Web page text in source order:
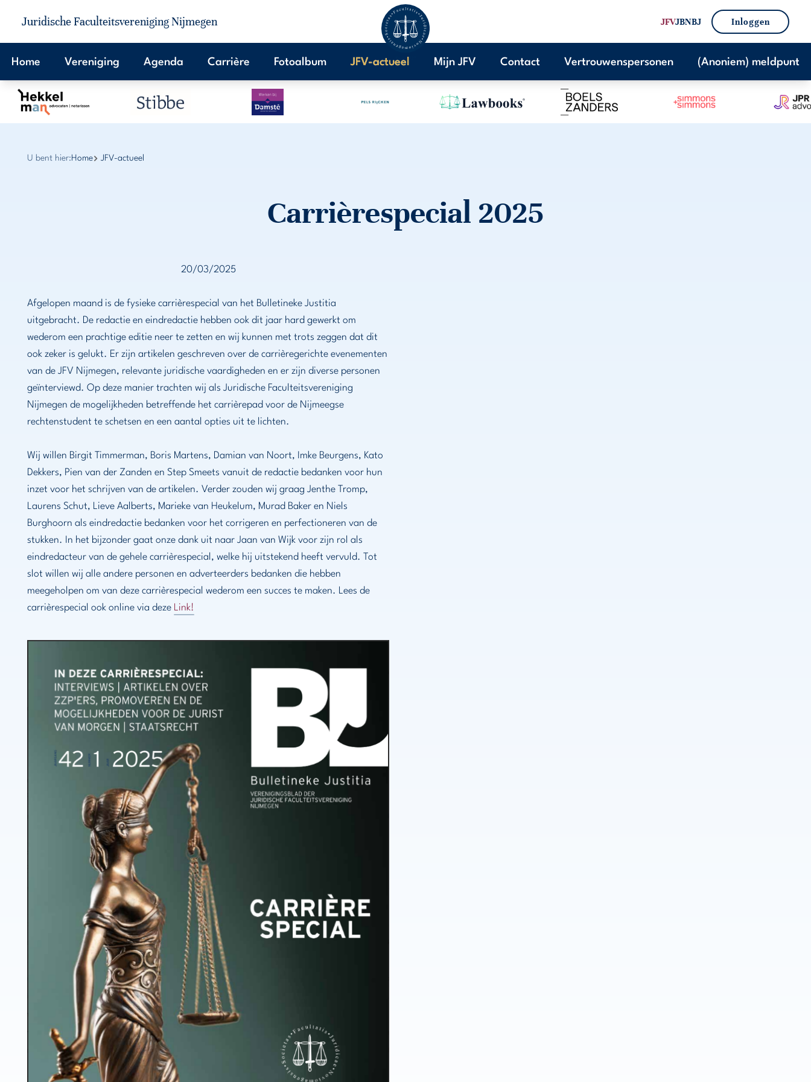
Juridische Faculteitsvereniging Nijmegen JFVJBNBJ Inloggen
Home Vereniging Agenda Carrière Fotoalbum JFV-actueel Mijn JFV Contact Vertrouwenspersonen (Anoniem) meldpunt
U bent hier:Home JFV-actueel
Carrièrespecial 2025
20/03/2025
Afgelopen maand is de fysieke carrièrespecial van het Bulletineke Justitia
uitgebracht. De redactie en eindredactie hebben ook dit jaar hard gewerkt om
wederom een prachtige editie neer te zetten en wij kunnen met trots zeggen dat dit
ook zeker is gelukt. Er zijn artikelen geschreven over de carrièregerichte evenementen
van de JFV Nijmegen, relevante juridische vaardigheden en er zijn diverse personen
geïnterviewd. Op deze manier trachten wij als Juridische Faculteitsvereniging
Nijmegen de mogelijkheden betreffende het carrièrepad voor de Nijmeegse
rechtenstudent te schetsen en een aantal opties uit te lichten.
Wij willen Birgit Timmerman, Boris Martens, Damian van Noort, Imke Beurgens, Kato
Dekkers, Pien van der Zanden en Step Smeets vanuit de redactie bedanken voor hun
inzet voor het schrijven van de artikelen. Verder zouden wij graag Jenthe Tromp,
Laurens Schut, Lieve Aalberts, Marieke van Heukelum, Murad Baker en Niels
Burghoorn als eindredactie bedanken voor het corrigeren en perfectioneren van de
stukken. In het bijzonder gaat onze dank uit naar Jaan van Wijk voor zijn rol als
eindredacteur van de gehele carrièrespecial, welke hij uitstekend heeft vervuld. Tot
slot willen wij alle andere personen en adverteerders bedanken die hebben
meegeholpen om van deze carrièrespecial wederom een succes te maken. Lees de
carrièrespecial ook online via deze Link!